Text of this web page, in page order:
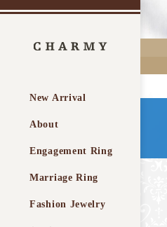
New Arrival
About
Engagement Ring
Marriage Ring
Fashion Jewelry